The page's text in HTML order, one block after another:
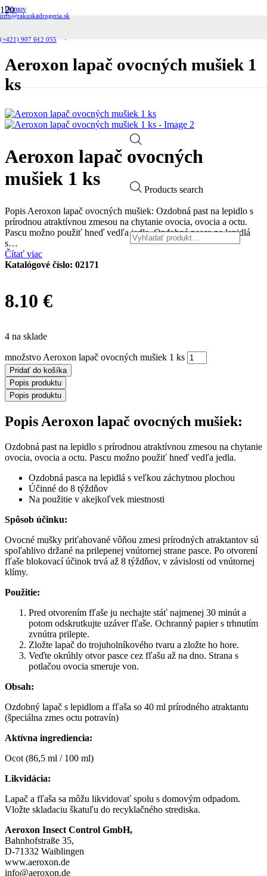
info@rakuskadrogeria.sk
(+421) 907 612 055
Products search
Domov
Domácnosť
Aeroxon lapač ovocných mušiek 1 ks
Aeroxon lapač ovocných mušiek 1
ks
Aeroxon lapač ovocných
mušiek 1 ks
Popis Aeroxon lapač ovocných mušiek: Ozdobná past na lepidlo s
prírodnou atraktívnou zmesou na chytanie ovocia, ovocia a octu.
Pascu možno použiť hneď vedľa jedla. Ozdobná pasca na lepidlá
s…
Čítať viac
Katalógové číslo: 02171
8.10 €
4 na sklade
množstvo Aeroxon lapač ovocných mušiek 1 ks
Pridať do košíka
Popis produktu
Popis produktu
Popis Aeroxon lapač ovocných mušiek:
Ozdobná past na lepidlo s prírodnou atraktívnou zmesou na chytanie
ovocia, ovocia a octu. Pascu možno použiť hneď vedľa jedla.
Ozdobná pasca na lepidlá s veľkou záchytnou plochou
Účinné do 8 týždňov
Na použitie v akejkoľvek miestnosti
Spôsob účinku:
Ovocné mušky priťahované vôňou zmesi prírodných atraktantov sú
spoľahlivo držané na prilepenej vnútornej strane pasce. Po otvorení
fľaše blokovací účinok trvá až 8 týždňov, v závislosti od vnútornej
klímy.
Použitie:
Pred otvorením fľaše ju nechajte stáť najmenej 30 minút a
potom odskrutkujte uzáver fľaše. Ochranný papier s trhnutím
zvnútra prilepte.
Zložte lapač do trojuholníkového tvaru a zložte ho hore.
Veďte okrúhly otvor pasce cez fľašu až na dno. Strana s
potlačou ovocia smeruje von.
Obsah:
Ozdobný lapač s lepidlom a fľaša so 40 ml prírodného atraktantu
(špeciálna zmes octu potravín)
Aktívna ingrediencia:
Ocot (86,5 ml / 100 ml)
Likvidácia:
Lapač a fľaša sa môžu likvidovať spolu s domovým odpadom.
Vložte skladaciu škatuľu do recyklačného strediska.
Aeroxon Insect Control GmbH,
Bahnhofstraße 35,
D-71332 Waiblingen
www.aeroxon.de
info@aeroxon.de